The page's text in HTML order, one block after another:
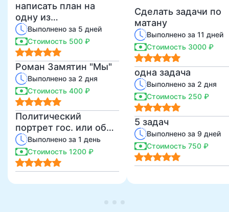
написать план на
одну из
предложенных
статей
Выполнено за 5 дней
Стоимость 500 ₽
Роман Замятин "Мы"
Выполнено за 2 дня
Стоимость 400 ₽
Политический
портрет гос. или общ.
деятеля СССР,
России. Мини-
сочинение.
Выполнено за 1 день
Стоимость 1200 ₽
Сделать задачи по
матану
Выполнено за 11 дней
Стоимость 3000 ₽
одна задача
Выполнено за 2 дня
Стоимость 250 ₽
5 задач
Выполнено за 9 дней
Стоимость 750 ₽